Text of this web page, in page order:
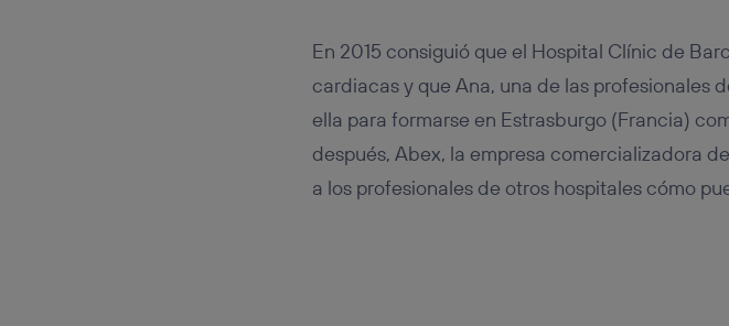
En 2015 consiguió que el Hospital Clínic de
cardiacas y que Ana, una de las profesionales
ella para formarse en Estrasburgo (Francia)
después, Abex, la empresa comercializadora
a los profesionales de otros hospitales cómo